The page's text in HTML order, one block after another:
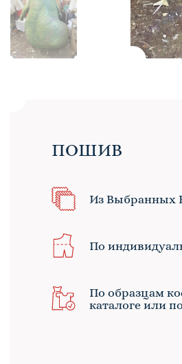
ПОШИВ
Из Выбранных
По
По образцам
каталоге или